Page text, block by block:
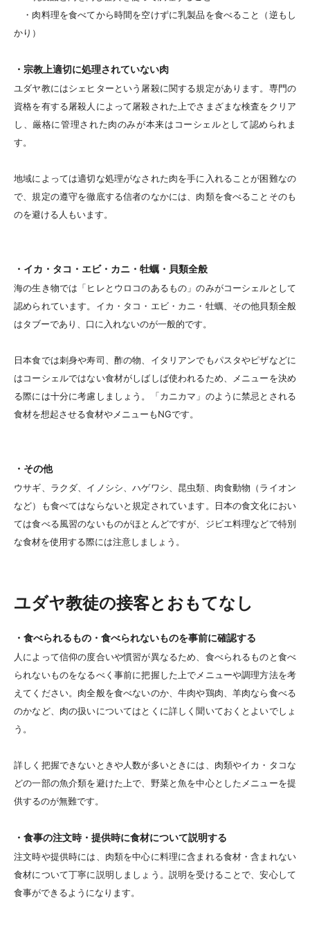
・肉料理を食べてから時間を空けずに乳製品を食べること（逆もし
かり）
・宗教上適切に処理されていない肉
ユダヤ教にはシェヒターという屠殺に関する規定があります。専門の
資格を有する屠殺人によって屠殺された上でさまざまな検査をクリア
し、厳格に管理された肉のみが本来はコーシェルとして認められま
す。
地域によっては適切な処理がなされた肉を手に入れることが困難なの
で、規定の遵守を徹底する信者のなかには、肉類を食べることそのも
のを避ける人もいます。
・イカ・タコ・エビ・カニ・牡蠣・貝類全般
海の生き物では「ヒレとウロコのあるもの」のみがコーシェルとして
認められています。イカ・タコ・エビ・カニ・牡蠣、その他貝類全般
はタブーであり、口に入れないのが一般的です。
日本食では刺身や寿司、酢の物、イタリアンでもパスタやピザなどに
はコーシェルではない食材がしばしば使われるため、メニューを決め
る際には十分に考慮しましょう。「カニカマ」のように禁忌とされる
食材を想起させる食材やメニューもNGです。
・その他
ウサギ、ラクダ、イノシシ、ハゲワシ、昆虫類、肉食動物（ライオン
など）も食べてはならないと規定されています。日本の食文化におい
ては食べる風習のないものがほとんどですが、ジビエ料理などで特別
な食材を使用する際には注意しましょう。
ユダヤ教徒の接客とおもてなし
・食べられるもの・食べられないものを事前に確認する
人によって信仰の度合いや慣習が異なるため、食べられるものと食べ
られないものをなるべく事前に把握した上でメニューや調理方法を考
えてください。肉全般を食べないのか、牛肉や鶏肉、羊肉なら食べる
のかなど、肉の扱いについてはとくに詳しく聞いておくとよいでしょ
う。
詳しく把握できないときや人数が多いときには、肉類やイカ・タコな
どの一部の魚介類を避けた上で、野菜と魚を中心としたメニューを提
供するのが無難です。
・食事の注文時・提供時に食材について説明する
注文時や提供時には、肉類を中心に料理に含まれる食材・含まれない
食材について丁寧に説明しましょう。説明を受けることで、安心して
食事ができるようになります。